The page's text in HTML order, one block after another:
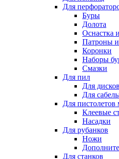
Для
Буры
Долота
Оснастка
Патроны и
Коронки
Наборы
Смазки
Для пил
Для
Для
Для
Клеевые
Насадки
Для рубанков
Ножи
Для станков